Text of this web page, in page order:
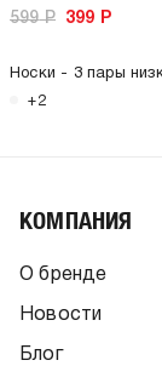
599Р 399 Р
Носки - 3 пары
+2
КОМПАНИЯ
О бренде
Новости
Блог